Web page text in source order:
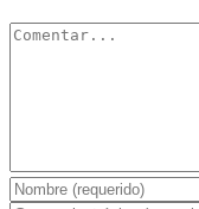
Comentar